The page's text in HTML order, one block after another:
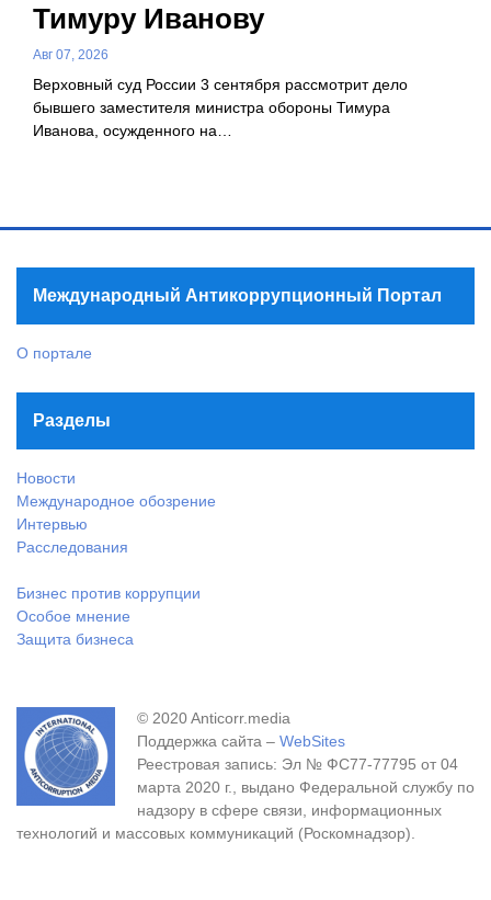
Тимуру Иванову
Авг 07, 2026
Верховный суд России 3 сентября рассмотрит дело
бывшего заместителя министра обороны Тимура
Иванова, осужденного на…
Международный Антикоррупционный Портал
О портале
Разделы
Новости
Международное обозрение
Интервью
Расследования
Бизнес против коррупции
Особое мнение
Защита бизнеса
© 2020 Anticorr.media
Поддержка сайта – WebSites
Реестровая запись: Эл № ФС77-77795 от 04
марта 2020 г., выдано Федеральной службу по
надзору в сфере связи, информационных
технологий и массовых коммуникаций (Роскомнадзор).